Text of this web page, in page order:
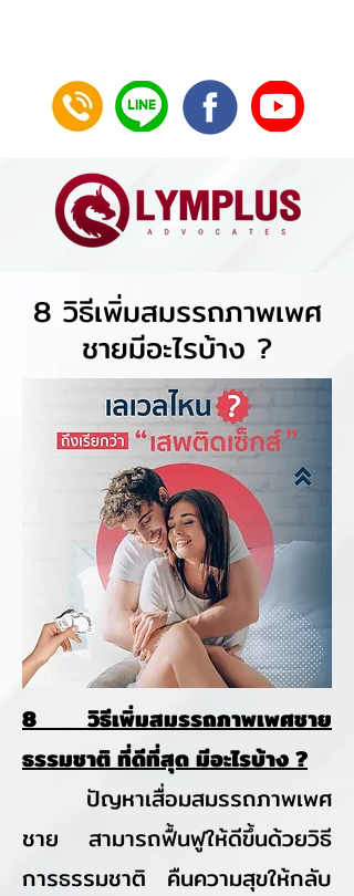
8 วิธีเพิ่มสมรรถภาพเพศ
ชายมีอะไรบ้าง ?
8 วิธีเพิ่มสมรรถภาพเพศชาย
ธรรมชาติ ที่ดีที่สุด มีอะไรบ้าง ?
ปัญหาเสื่อมสมรรถภาพเพศ
ชาย สามารถฟื้นฟูให้ดีขึ้นด้วยวิธี
การธรรมชาติ คืนความสุขให้กลับ